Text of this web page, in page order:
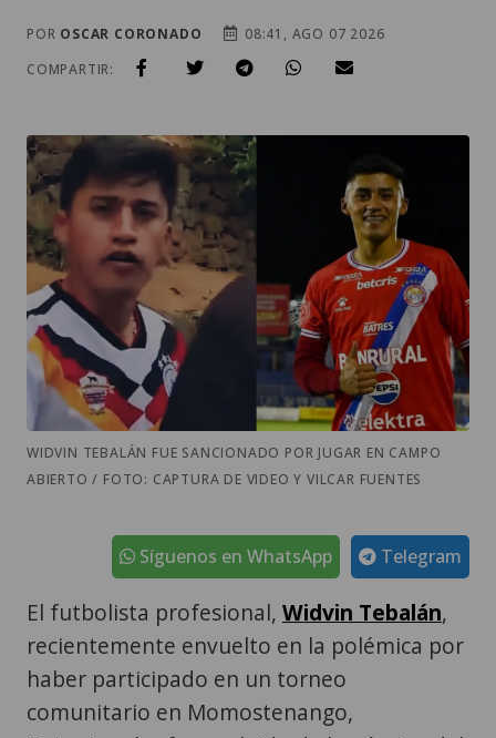
POR OSCAR CORONADO
08:41, AGO 07 2026
COMPARTIR:
WIDVIN TEBALÁN FUE SANCIONADO POR JUGAR EN CAMPO
ABIERTO / FOTO: CAPTURA DE VIDEO Y VILCAR FUENTES
Telegram
Síguenos en WhatsApp
El futbolista profesional, Widvin Tebalán,
recientemente envuelto en la polémica por
haber participado en un torneo
comunitario en Momostenango,